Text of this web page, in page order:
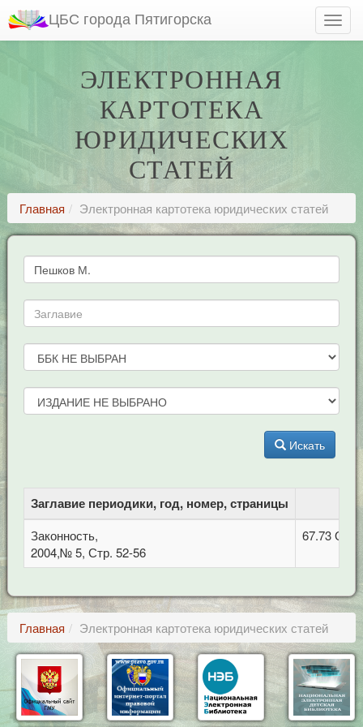
ЦБС города Пятигорска
ЭЛЕКТРОННАЯ
КАРТОТЕКА
ЮРИДИЧЕСКИХ
СТАТЕЙ
Главная Электронная картотека юридических статей
Искать
Заглавие периодики, год, номер, страницы
Законность,
2004,№ 5, Стр. 52-56
67.73
Главная Электронная картотека юридических статей